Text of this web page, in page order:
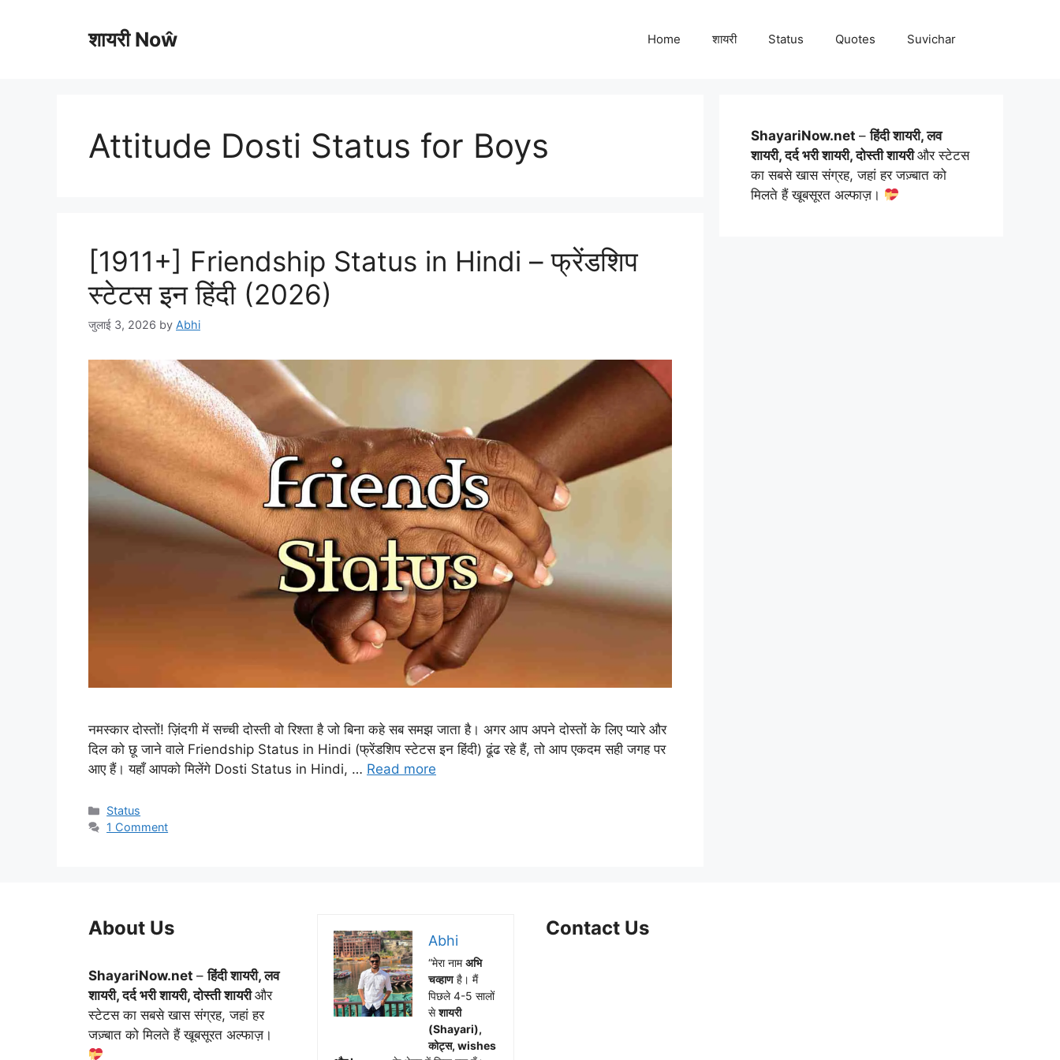
शायरी Noŵ Home शायरी Status Quotes Suvichar
Attitude Dosti Status for Boys
[1911+] Friendship Status in Hindi – फ्रेंडशिप
स्टेटस इन हिंदी (2026)
जुलाई 3, 2026 by Abhi
नमस्कार दोस्तों! ज़िंदगी में सच्ची दोस्ती वो रिश्ता है जो बिना कहे सब समझ जाता है। अगर आप अपने दोस्तों के लिए प्यारे और
दिल को छू जाने वाले Friendship Status in Hindi (फ्रेंडशिप स्टेटस इन हिंदी) ढूंढ रहे हैं, तो आप एकदम सही जगह पर
आए हैं। यहाँ आपको मिलेंगे Dosti Status in Hindi, … Read more
Categories
Status
1 Comment
ShayariNow.net –हिंदी शायरी, लव
शायरी, दर्द भरी शायरी, दोस्ती शायरीऔर स्टेटस
का सबसे खास संग्रह, जहां हर जज़्बात को
मिलते हैं खूबसूरत अल्फाज़।
About Us
ShayariNow.net –हिंदी शायरी, लव
शायरी, दर्द भरी शायरी, दोस्ती शायरीऔर
स्टेटस का सबसे खास संग्रह, जहां हर
जज़्बात को मिलते हैं खूबसूरत अल्फाज़।
Abhi
“मेरा नामअभि
चव्हाणहै। मैं
पिछले 4-5 सालों
सेशायरी
(Shayari),
कोट्स, wishes
Contact Us